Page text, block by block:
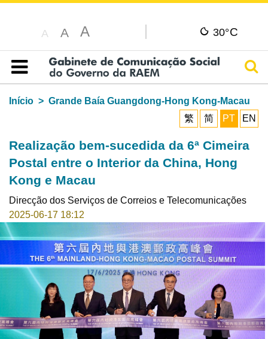
A A A 30°C
Índice
Início
Grande Baía Guangdong-Hong Kong-Macau
繁
简 PT EN
Realização bem-sucedida da 6ª Cimeira
Postal entre o Interior da China, Hong
Kong e Macau
Direcção dos Serviços de Correios e Telecomunicações
2025-06-17 18:12